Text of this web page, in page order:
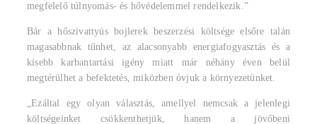
megfelelő túlnyomás- és hővédelemmel rendelkezik.”
Bár a hőszivattyús bojlerek beszerzési költsége elsőre talán
magasabbnak tűnhet, az alacsonyabb energiafogyasztás és a
kisebb karbantartási igény miatt már néhány éven belül
megtérülhet a befektetés, miközben óvjuk a környezetünket.
„Ezáltal egy olyan választás, amellyel nemcsak a jelenlegi
költségeinket csökkenthetjük, hanem a jövőbeni